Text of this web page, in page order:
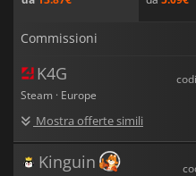
dell'Imperium in
Commissioni
K4G
Steam · Europe
Mostra offerte simili
Kinguin